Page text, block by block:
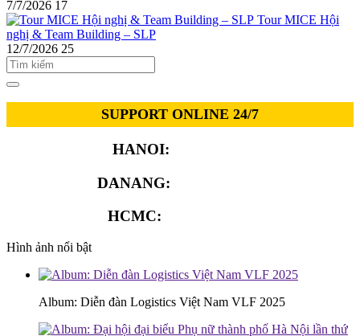
7/7/2026 17
Tour MICE Hội
nghị & Team Building – SLP
12/7/2026 25
SUPPORT ONLINE 24/7
HANOI:
DANANG:
HCMC:
Hình ảnh nổi bật
Album: Diễn đàn Logistics Việt Nam VLF 2025